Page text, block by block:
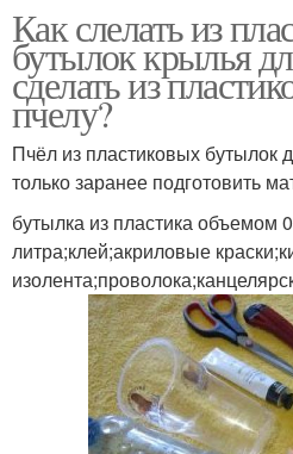
Как слелать из
бутылок крылья
сделать из
пчелу?
Пчёл из пластиковых бутылок
только заранее подготовить
бутылка из пластика объемом
литра;клей;акриловые